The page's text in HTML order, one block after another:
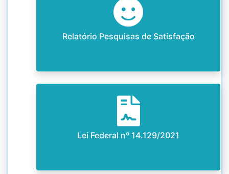
Relatório Pesquisas de Satisfação
Lei Federal nº 14.129/2021